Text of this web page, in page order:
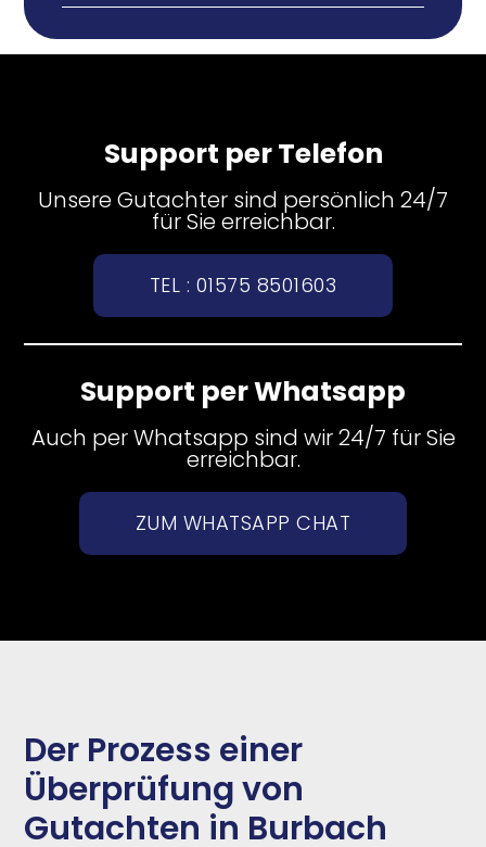
Support per Telefon
Unsere Gutachter sind persönlich 24/7
für Sie erreichbar.
TEL : 01575 8501603
Support per Whatsapp
Auch per Whatsapp sind wir 24/7 für Sie
erreichbar.
ZUM WHATSAPP CHAT
Der Prozess einer
Überprüfung von
Gutachten in Burbach